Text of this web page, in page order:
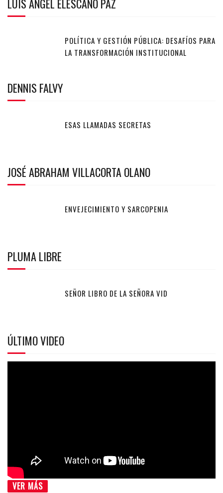
LUIS ANGEL ELESCANO PAZ
POLÍTICA Y GESTIÓN PÚBLICA: DESAFÍOS PARA
LA TRANSFORMACIÓN INSTITUCIONAL
DENNIS FALVY
ESAS LLAMADAS SECRETAS
JOSÉ ABRAHAM VILLACORTA OLANO
ENVEJECIMIENTO Y SARCOPENIA
PLUMA LIBRE
SEÑOR LIBRO DE LA SEÑORA VID
ÚLTIMO VIDEO
VER MÁS